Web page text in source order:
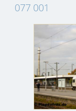
077 001